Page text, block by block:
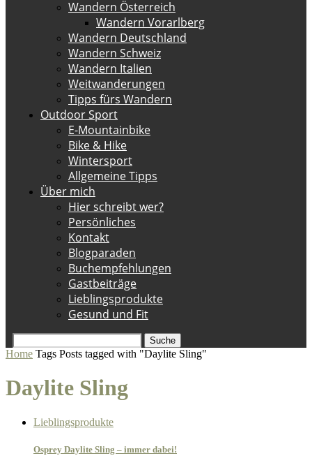
Wandern Österreich
Wandern Vorarlberg
Wandern Deutschland
Wandern Schweiz
Wandern Italien
Weitwanderungen
Tipps fürs Wandern
Outdoor Sport
E-Mountainbike
Bike & Hike
Wintersport
Allgemeine Tipps
Über mich
Hier schreibt wer?
Persönliches
Kontakt
Blogparaden
Buchempfehlungen
Gastbeiträge
Lieblingsprodukte
Gesund und Fit
Suche
Home Tags Posts tagged with "Daylite Sling"
Daylite Sling
Lieblingsprodukte
Osprey Daylite Sling – immer dabei!